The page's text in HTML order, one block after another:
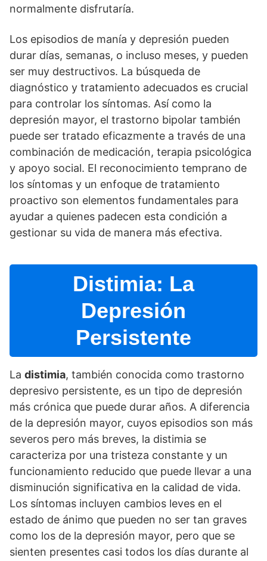
normalmente disfrutarí­a.
Los episodios de maní­a y depresión pueden
durar dí­as, semanas, o incluso meses, y pueden
ser muy destructivos. La búsqueda de
diagnóstico y tratamiento adecuados es crucial
para controlar los sí­ntomas. Así­ como la
depresión mayor, el trastorno bipolar también
puede ser tratado eficazmente a través de una
combinación de medicación, terapia psicológica
y apoyo social. El reconocimiento temprano de
los sí­ntomas y un enfoque de tratamiento
proactivo son elementos fundamentales para
ayudar a quienes padecen esta condición a
gestionar su vida de manera más efectiva.
Distimia: La
Depresión
Persistente
La distimia, también conocida como trastorno
depresivo persistente, es un tipo de depresión
más crónica que puede durar años. A diferencia
de la depresión mayor, cuyos episodios son más
severos pero más breves, la distimia se
caracteriza por una tristeza constante y un
funcionamiento reducido que puede llevar a una
disminución significativa en la calidad de vida.
Los sí­ntomas incluyen cambios leves en el
estado de ánimo que pueden no ser tan graves
como los de la depresión mayor, pero que se
sienten presentes casi todos los dí­as durante al